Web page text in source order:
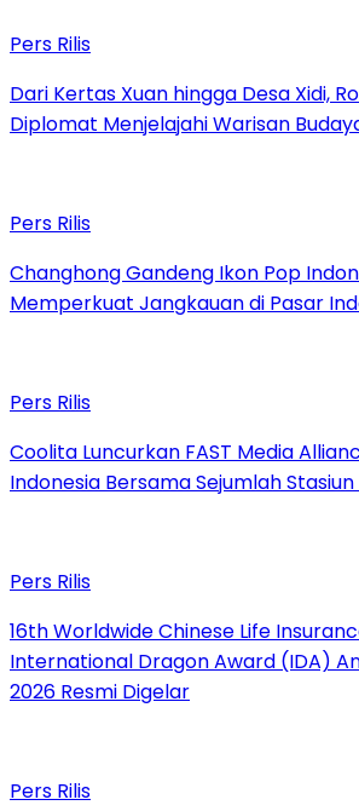
Pers Rilis
Dari Kertas Xuan hingga Desa Xidi,
Diplomat Menjelajahi Warisan
Pers Rilis
Changhong Gandeng Ikon Pop
Memperkuat Jangkauan di Pasar
Pers Rilis
Coolita Luncurkan FAST Media
Indonesia Bersama Sejumlah
Pers Rilis
16th Worldwide Chinese Life
International Dragon Award (IDA)
2026 Resmi Digelar
Pers Rilis